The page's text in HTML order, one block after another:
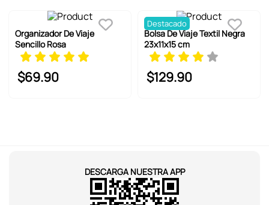
Organizador De Viaje
Sencillo Rosa
$69.90
Destacado
Bolsa De Viaje Textil Negra
23x11x15 cm
$129.90
DESCARGA NUESTRA APP